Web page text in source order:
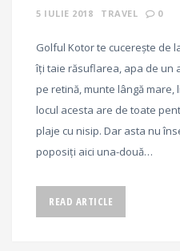
5 IULIE 2018 TRAVEL 0
Golful Kotor te cucerește de
îți taie răsuflarea, apa de un
pe retină, munte lângă mare,
locul acesta are de toate
plaje cu nisip. Dar asta nu
poposiți aici una-două…
READ ARTICLE